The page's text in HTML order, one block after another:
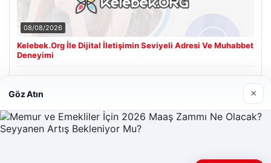
08/08/2026
Kelebek.Org İle Dijital İletişimin Seviyeli Adresi Ve Muhabbet
Deneyimi
Hastaş Beton
Göz Atın ×